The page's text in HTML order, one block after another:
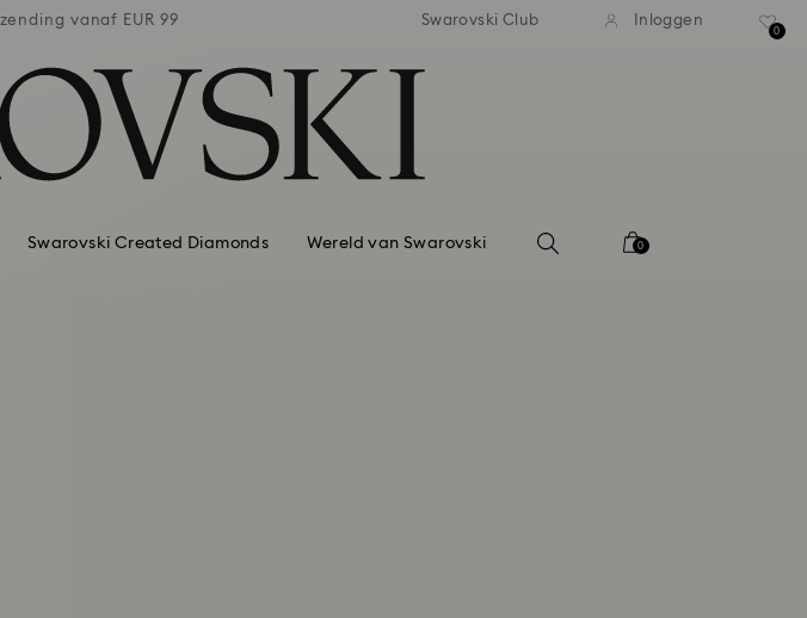
vanaf EUR 99 Gratis standaardverzending vanaf EUR 99 Gratis standaardverzending
Swarovski Club Inloggen
0
Swarovski Created Diamonds Wereld van Swarovski 0